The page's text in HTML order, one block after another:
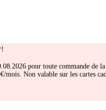
pour toute commande de
Non valable sur les cartes